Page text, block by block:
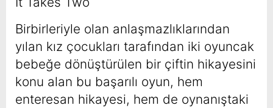
Birbirleriyle olan anlaşmazlıklarından
yılan kız çocukları tarafından iki oyuncak
bebeğe dönüştürülen bir çiftin hikayesini
konu alan bu başarılı oyun, hem
enteresan hikayesi, hem de oynanıştaki